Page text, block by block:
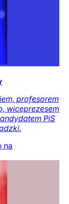
profesorem
wiceprezesem
PiS
na